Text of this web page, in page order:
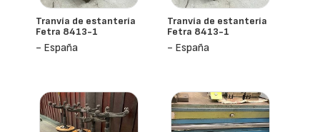
Tranvía de estantería
Fetra 8413-1
- España
Tranvía de estantería
Fetra 8413-1
- España